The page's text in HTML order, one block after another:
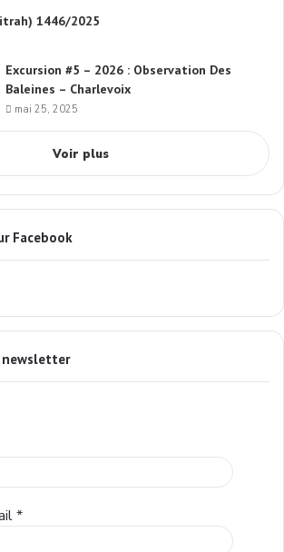
1446/2025
Excursion #5 – 2026 : Observation Des
Baleines – Charlevoix
mai 25, 2025
Voir plus
Facebook
newsletter
*